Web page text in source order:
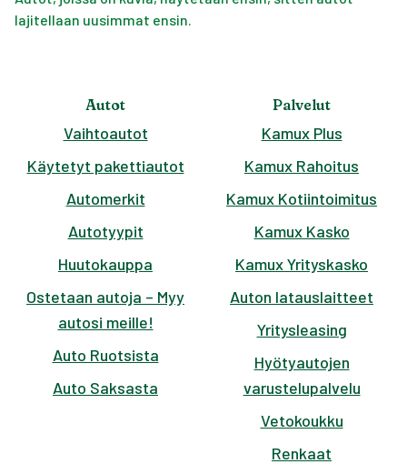
lajitellaan uusimmat ensin.
Autot
Vaihtoautot
Käytetyt pakettiautot
Automerkit
Autotyypit
Huutokauppa
Ostetaan autoja – Myy
autosi meille!
Auto Ruotsista
Auto Saksasta
Palvelut
Kamux Plus
Kamux Rahoitus
Kamux Kotiintoimitus
Kamux Kasko
Kamux Yrityskasko
Auton latauslaitteet
Yritysleasing
Hyötyautojen
varustelupalvelu
Vetokoukku
Renkaat